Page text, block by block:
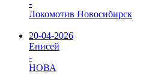
-
Локомотив Новосибирск
20-04-2026
Енисей
-
НОВА